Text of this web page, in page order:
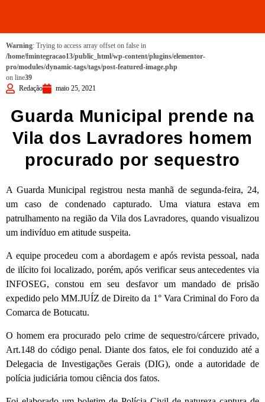
Warning: Trying to access array offset on false in
/home/fmintegracao13/public_html/wp-content/plugins/elementor-
pro/modules/dynamic-tags/tags/post-featured-image.php
on line39
Redação
maio 25, 2021
Guarda Municipal prende na
Vila dos Lavradores homem
procurado por sequestro
A Guarda Municipal registrou nesta manhã de segunda-feira, 24,
um caso de condenado capturado. Uma viatura estava em
patrulhamento na região da Vila dos Lavradores, quando visualizou
um indivíduo em atitude suspeita.
A equipe procedeu com a abordagem e após revista pessoal, nada
de ilícito foi localizado, porém, após verificar seus antecedentes via
INFOSEG, constou em seu desfavor um mandado de prisão
expedido pelo MM.JUÍZ de Direito da 1° Vara Criminal do Foro da
Comarca de Botucatu.
O homem era procurado pelo crime de sequestro/cárcere privado,
Art.148 do código penal. Diante dos fatos, ele foi conduzido até a
Delegacia de Investigações Gerais (DIG), onde a autoridade de
polícia judiciária tomou ciência dos fatos.